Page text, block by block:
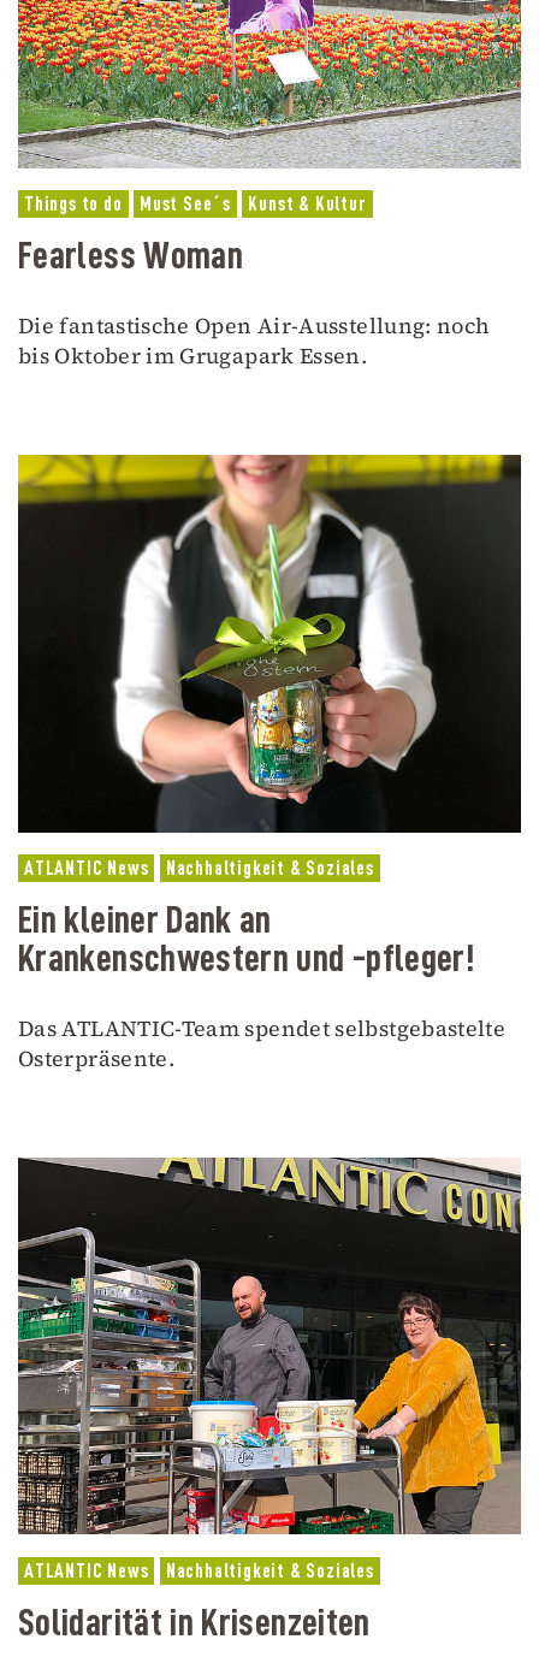
Things to do Must See´s Kunst & Kultur
Fearless Woman
Die fantastische Open Air-Ausstellung: noch
bis Oktober im Grugapark Essen.
ATLANTIC News Nachhaltigkeit & Soziales
Ein kleiner Dank an
Krankenschwestern und -pfleger!
Das ATLANTIC-Team spendet selbstgebastelte
Osterpräsente.
ATLANTIC News Nachhaltigkeit & Soziales
Solidarität in Krisenzeiten